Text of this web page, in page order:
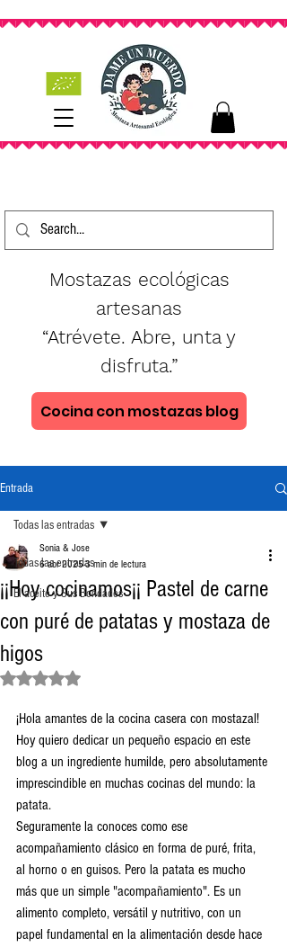
Mostazas ecológicas
artesanas
“Atrévete. Abre, unta y
disfruta.”
Cocina con mostazas blog
Entrada
Todas las entradas
El aceite y Sus Bondades
Todas las entradas
¡¡Hoy cocinamos¡¡ Pastel de carne
con puré de patatas y mostaza de
higos
Sonia & Jose
6 abr 20253 min de lectura
Obtuvo NaN de 5 estrellas.
¡Hola amantes de la cocina casera con mostazal!
Hoy quiero dedicar un pequeño espacio en este
blog a un ingrediente humilde, pero absolutamente
imprescindible en muchas cocinas del mundo: la
patata.
Seguramente la conoces como ese
acompañamiento clásico en forma de puré, frita,
al horno o en guisos. Pero la patata es mucho
más que un simple "acompañamiento". Es un
alimento completo, versátil y nutritivo, con un
papel fundamental en la alimentación desde hace